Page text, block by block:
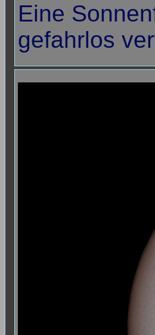
Eine
gefahrlos